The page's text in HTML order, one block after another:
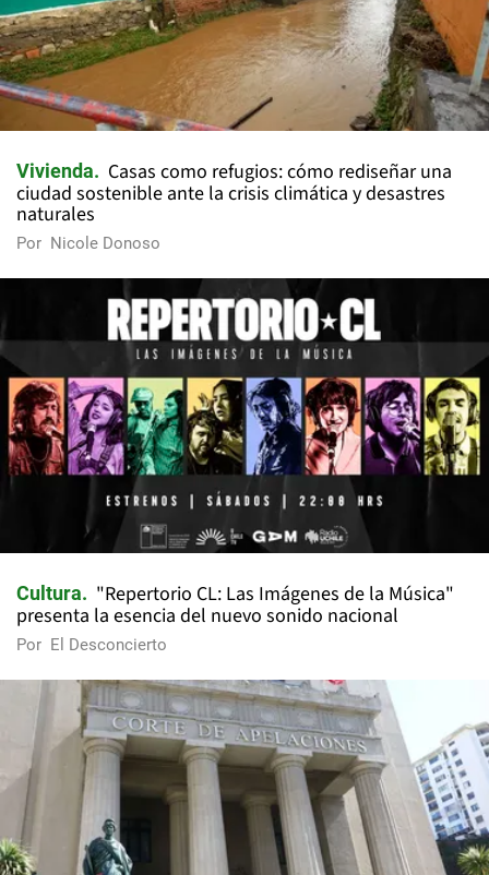
Vivienda
Casas como refugios: cómo rediseñar una
ciudad sostenible ante la crisis climática y desastres
naturales
Por Nicole Donoso
Cultura
"Repertorio CL: Las Imágenes de la Música"
presenta la esencia del nuevo sonido nacional
Por El Desconcierto